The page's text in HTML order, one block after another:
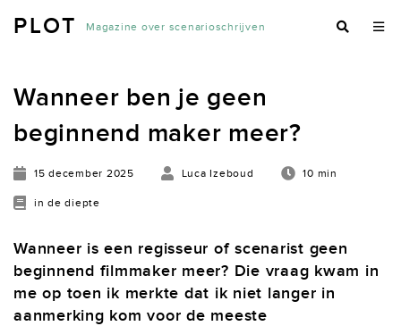
PLOT Magazine over scenarioschrijven
Wanneer ben je geen
beginnend maker meer?
15 december 2025 Luca Izeboud 10 min
in de diepte
Wanneer is een regisseur of scenarist geen
beginnend filmmaker meer? Die vraag kwam in
me op toen ik merkte dat ik niet langer in
aanmerking kom voor de meeste